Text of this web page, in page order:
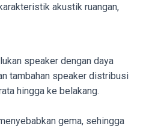
akustik ruangan,
speaker dengan daya
tambahan speaker distribusi
hingga ke belakang.
gema, sehingga